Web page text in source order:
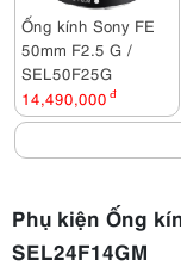
Ống kính Sony FE
50mm F2.5 G /
SEL50F25G
14,490,000 đ
Phụ kiện Ống
SEL24F14GM